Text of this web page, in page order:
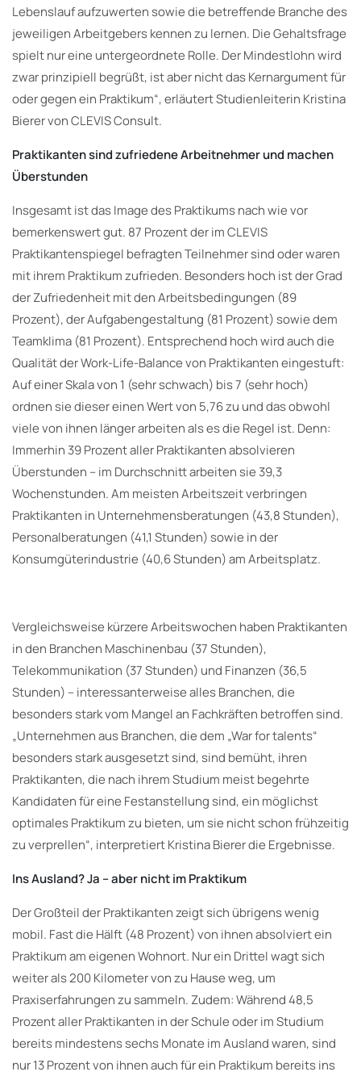
Lebenslauf aufzuwerten sowie die betreffende Branche des
jeweiligen Arbeitgebers kennen zu lernen. Die Gehaltsfrage
spielt nur eine untergeordnete Rolle. Der Mindestlohn wird
zwar prinzipiell begrüßt, ist aber nicht das Kernargument für
oder gegen ein Praktikum“, erläutert Studienleiterin Kristina
Bierer von CLEVIS Consult.
Praktikanten sind zufriedene Arbeitnehmer und machen
Überstunden
Insgesamt ist das Image des Praktikums nach wie vor
bemerkenswert gut. 87 Prozent der im CLEVIS
Praktikantenspiegel befragten Teilnehmer sind oder waren
mit ihrem Praktikum zufrieden. Besonders hoch ist der Grad
der Zufriedenheit mit den Arbeitsbedingungen (89
Prozent), der Aufgabengestaltung (81 Prozent) sowie dem
Teamklima (81 Prozent). Entsprechend hoch wird auch die
Qualität der Work-Life-Balance von Praktikanten eingestuft:
Auf einer Skala von 1 (sehr schwach) bis 7 (sehr hoch)
ordnen sie dieser einen Wert von 5,76 zu und das obwohl
viele von ihnen länger arbeiten als es die Regel ist. Denn:
Immerhin 39 Prozent aller Praktikanten absolvieren
Überstunden – im Durchschnitt arbeiten sie 39,3
Wochenstunden. Am meisten Arbeitszeit verbringen
Praktikanten in Unternehmensberatungen (43,8 Stunden),
Personalberatungen (41,1 Stunden) sowie in der
Konsumgüterindustrie (40,6 Stunden) am Arbeitsplatz.
Vergleichsweise kürzere Arbeitswochen haben Praktikanten
in den Branchen Maschinenbau (37 Stunden),
Telekommunikation (37 Stunden) und Finanzen (36,5
Stunden) – interessanterweise alles Branchen, die
besonders stark vom Mangel an Fachkräften betroffen sind.
„Unternehmen aus Branchen, die dem „War for talents“
besonders stark ausgesetzt sind, sind bemüht, ihren
Praktikanten, die nach ihrem Studium meist begehrte
Kandidaten für eine Festanstellung sind, ein möglichst
optimales Praktikum zu bieten, um sie nicht schon frühzeitig
zu verprellen“, interpretiert Kristina Bierer die Ergebnisse.
Ins Ausland? Ja – aber nicht im Praktikum
Der Großteil der Praktikanten zeigt sich übrigens wenig
mobil. Fast die Hälft (48 Prozent) von ihnen absolviert ein
Praktikum am eigenen Wohnort. Nur ein Drittel wagt sich
weiter als 200 Kilometer von zu Hause weg, um
Praxiserfahrungen zu sammeln. Zudem: Während 48,5
Prozent aller Praktikanten in der Schule oder im Studium
bereits mindestens sechs Monate im Ausland waren, sind
nur 13 Prozent von ihnen auch für ein Praktikum bereits ins